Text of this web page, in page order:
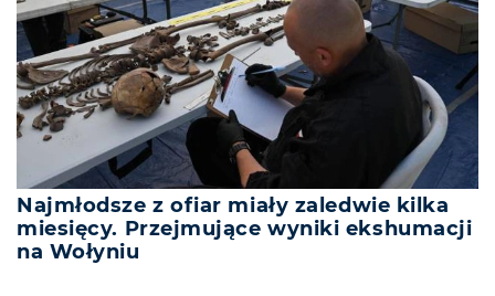
Najmłodsze z ofiar miały zaledwie kilka
miesięcy. Przejmujące wyniki ekshumacji
na Wołyniu